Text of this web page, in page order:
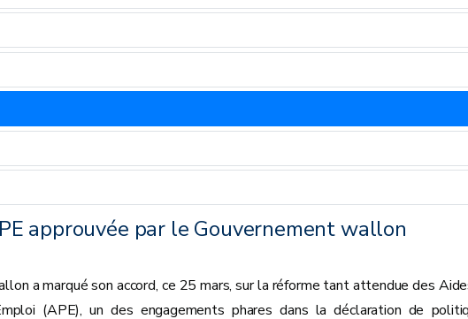
approuvée par le Gouvernement wallon
a marqué son accord, ce 25 mars, sur la réforme tant attendue des
(APE), un des engagements phares dans la déclaration de